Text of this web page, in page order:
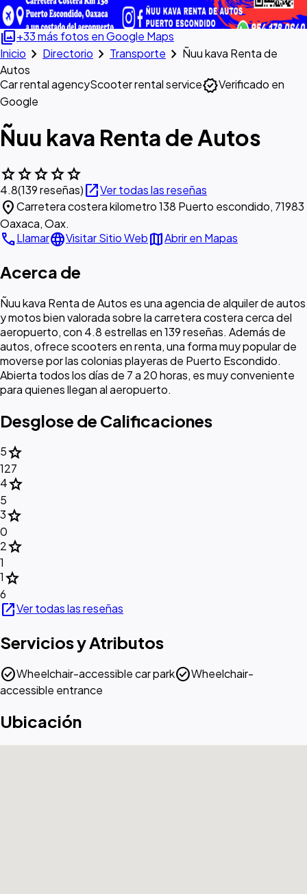
photo_library+33 más fotos en Google Maps
Inicio chevron_right Directorio chevron_right Transporte chevron_right Ñuu kava Renta de
Autos
Car rental agencyScooter rental serviceverifiedVerificado en
Google
Ñuu kava Renta de Autos
starstarstarstarstar
4.8(139 reseñas)open_in_newVer todas las reseñas
location_onCarretera costera kilometro 138 Puerto escondido, 71983
Oaxaca, Oax.
callLlamarlanguageVisitar Sitio WebmapAbrir en Mapas
Acerca de
Ñuu kava Renta de Autos es una agencia de alquiler de autos
y motos bien valorada sobre la carretera costera cerca del
aeropuerto, con 4.8 estrellas en 139 reseñas. Además de
autos, ofrece scooters en renta, una forma muy popular de
moverse por las colonias playeras de Puerto Escondido.
Abierta todos los días de 7 a 20 horas, es muy conveniente
para quienes llegan al aeropuerto.
Desglose de Calificaciones
5star
127
4star
5
3star
0
2star
1
1star
6
open_in_newVer todas las reseñas
Servicios y Atributos
check_circleWheelchair-accessible car parkcheck_circleWheelchair-
accessible entrance
Ubicación